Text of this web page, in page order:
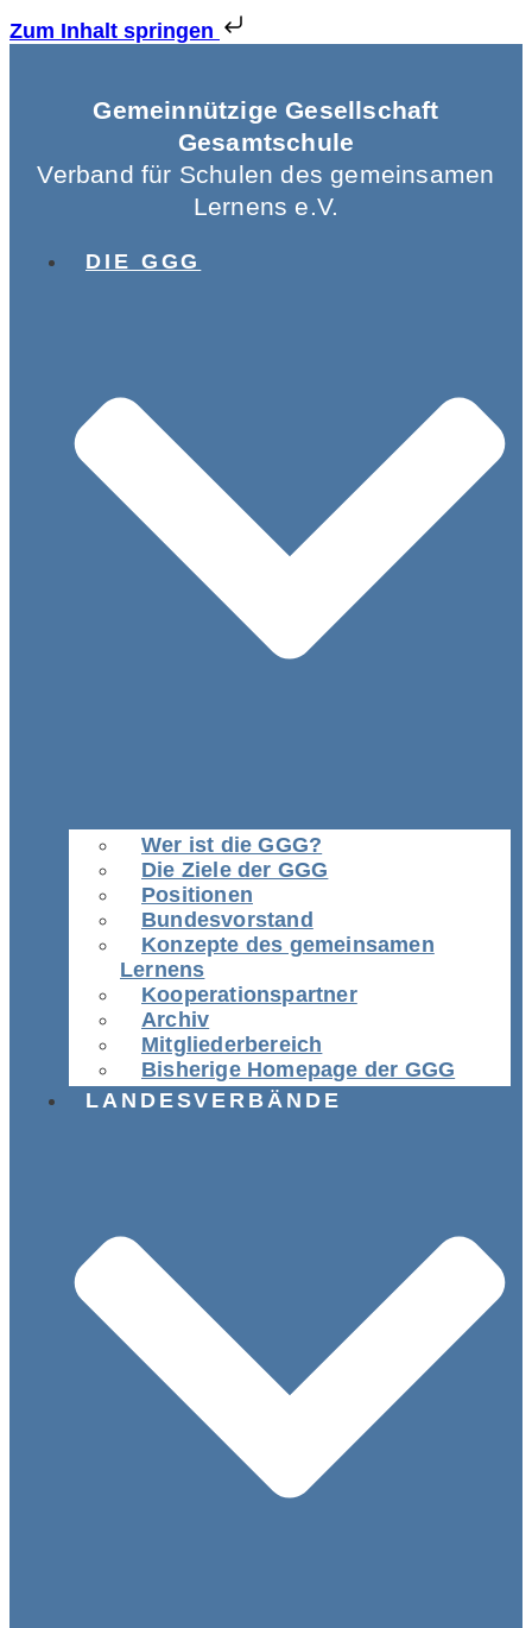
Zum Inhalt springen
Gemeinnützige Gesellschaft
Gesamtschule
Verband für Schulen des gemeinsamen
Lernens e.V.
DIE GGG
Wer ist die GGG?
Die Ziele der GGG
Positionen
Bundesvorstand
Konzepte des gemeinsamen
Lernens
Kooperationspartner
Archiv
Mitgliederbereich
Bisherige Homepage der GGG
LANDESVERBÄNDE